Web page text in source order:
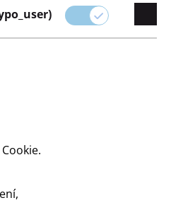
Zrcadlový podnos
s kovovým okrajem, cca